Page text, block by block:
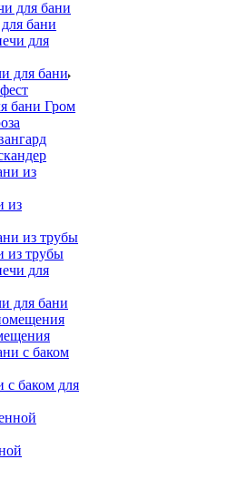
бани
для бани
бани Гром
из
из трубы
для бани
с баком для